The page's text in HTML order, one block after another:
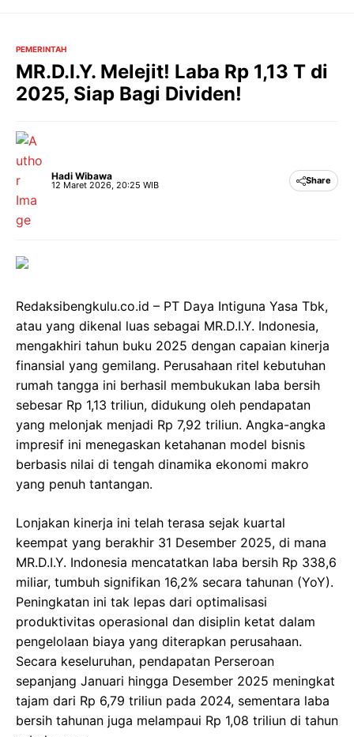
PEMERINTAH
MR.D.I.Y. Melejit! Laba Rp 1,13 T di
2025, Siap Bagi Dividen!
Hadi Wibawa
12 Maret 2026, 20:25 WIB Share
Redaksibengkulu.co.id – PT Daya Intiguna Yasa Tbk,
atau yang dikenal luas sebagai MR.D.I.Y. Indonesia,
mengakhiri tahun buku 2025 dengan capaian kinerja
finansial yang gemilang. Perusahaan ritel kebutuhan
rumah tangga ini berhasil membukukan laba bersih
sebesar Rp 1,13 triliun, didukung oleh pendapatan
yang melonjak menjadi Rp 7,92 triliun. Angka-angka
impresif ini menegaskan ketahanan model bisnis
berbasis nilai di tengah dinamika ekonomi makro
yang penuh tantangan.
Lonjakan kinerja ini telah terasa sejak kuartal
keempat yang berakhir 31 Desember 2025, di mana
MR.D.I.Y. Indonesia mencatatkan laba bersih Rp 338,6
miliar, tumbuh signifikan 16,2% secara tahunan (YoY).
Peningkatan ini tak lepas dari optimalisasi
produktivitas operasional dan disiplin ketat dalam
pengelolaan biaya yang diterapkan perusahaan.
Secara keseluruhan, pendapatan Perseroan
sepanjang Januari hingga Desember 2025 meningkat
tajam dari Rp 6,79 triliun pada 2024, sementara laba
bersih tahunan juga melampaui Rp 1,08 triliun di tahun